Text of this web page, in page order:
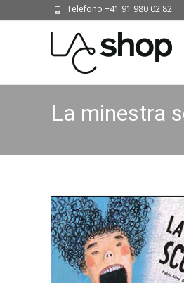
Telefono +41 91 980 02 82
La minestra